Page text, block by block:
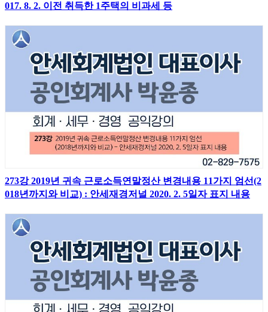
017. 8. 2. 이전 취득한 1주택의 비과세 등
273강 2019년 귀속 근로소득연말정산 변경내용 11가지 엄선(2
018년까지와 비교) : 안세재경저널 2020. 2. 5일자 표지 내용